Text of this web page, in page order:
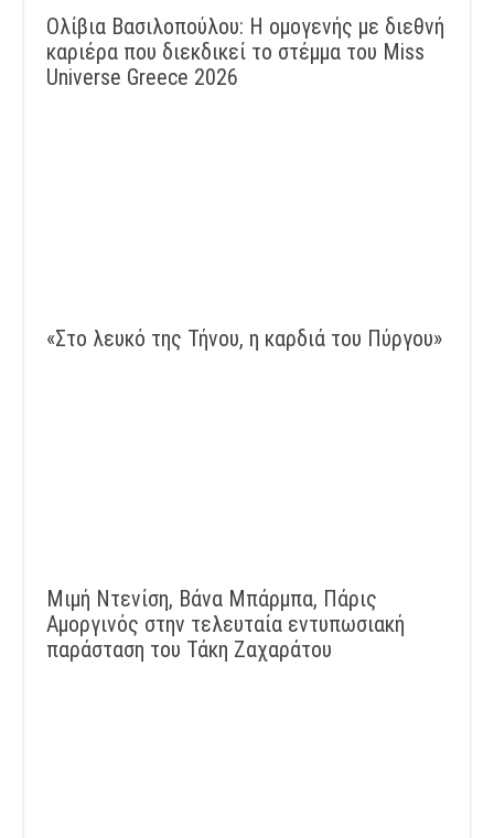
Ολίβια Βασιλοπούλου: Η ομογενής με διεθνή
καριέρα που διεκδικεί το στέμμα του Miss
Universe Greece 2026
«Στο λευκό της Τήνου, η καρδιά του Πύργου»
Μιμή Ντενίση, Βάνα Μπάρμπα, Πάρις
Αμοργινός στην τελευταία εντυπωσιακή
παράσταση του Τάκη Ζαχαράτου